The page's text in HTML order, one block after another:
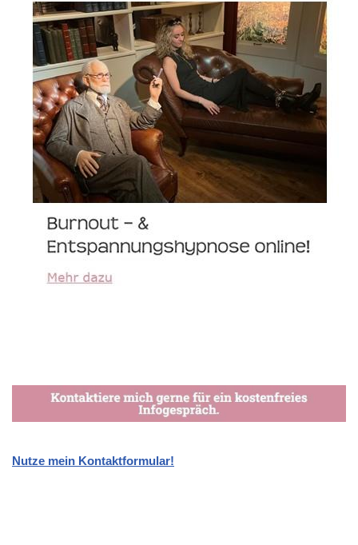
Nutze mein Kontaktformular!